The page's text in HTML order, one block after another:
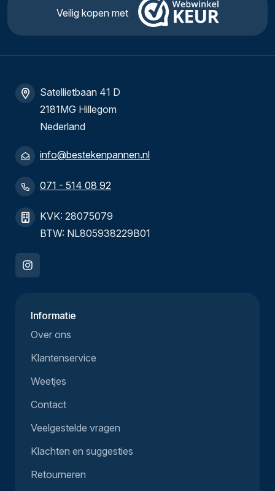
Veilig kopen met
Satellietbaan 41 D
2181MG Hillegom
Nederland
info@bestekenpannen.nl
071 - 514 08 92
KVK: 28075079
BTW: NL805938229B01
Informatie
Over ons
Klantenservice
Weetjes
Contact
Veelgestelde vragen
Klachten en suggesties
Retourneren